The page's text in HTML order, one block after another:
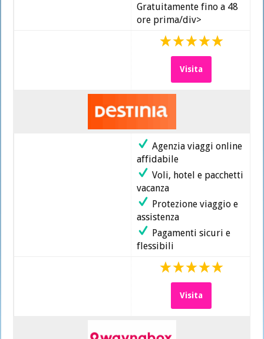
Gratuitamente fino a 48
ore prima/div>
Visita
Agenzia viaggi online
affidabile
Voli, hotel e pacchetti
vacanza
Protezione viaggio e
assistenza
Pagamenti sicuri e
flessibili
Visita